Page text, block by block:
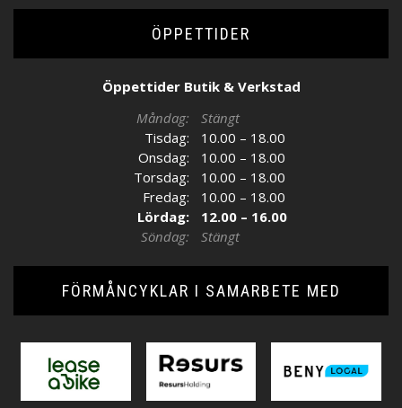
ÖPPETTIDER
Öppettider Butik & Verkstad
Måndag:
Stängt
Tisdag:
10.00 – 18.00
Onsdag:
10.00 – 18.00
Torsdag:
10.00 – 18.00
Fredag:
10.00 – 18.00
Lördag:
12.00 – 16.00
Söndag:
Stängt
FÖRMÅNCYKLAR I SAMARBETE MED